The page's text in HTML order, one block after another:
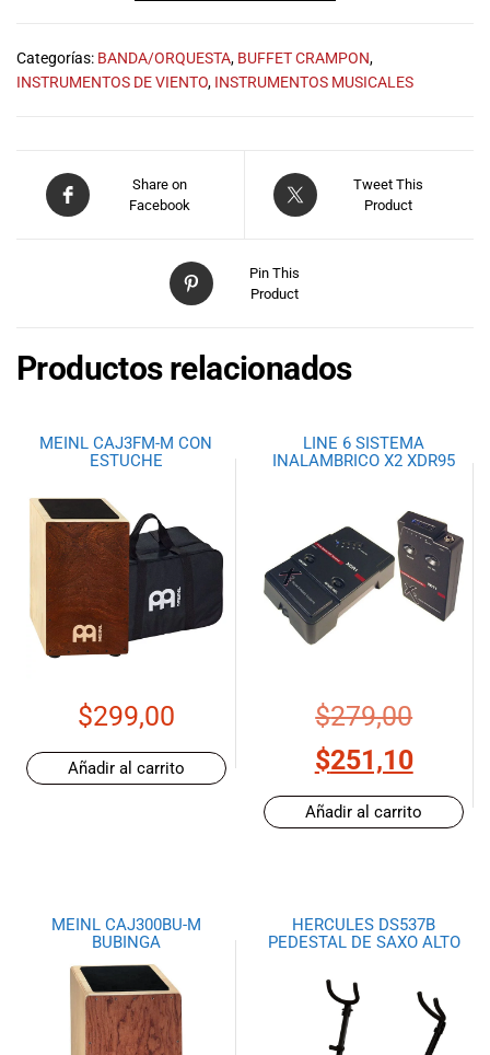
promociones
especiales
nuestra tienda
física en Quito,
línea a través
de nuestra
pedido en la
¡Descubre el
mundo de la
Ecuador!
Categorías: BANDA/ORQUESTA, BUFFET CRAMPON,
INSTRUMENTOS DE VIENTO, INSTRUMENTOS MUSICALES
Share on
Facebook
Tweet This
Product
Pin This
Product
Productos relacionados
MEINL CAJ3FM-M CON
ESTUCHE
$299,00
Añadir al carrito
LINE 6 SISTEMA
INALAMBRICO X2 XDR95
$279,00
$251,10
Añadir al carrito
MEINL CAJ300BU-M
BUBINGA
HERCULES DS537B
PEDESTAL DE SAXO ALTO